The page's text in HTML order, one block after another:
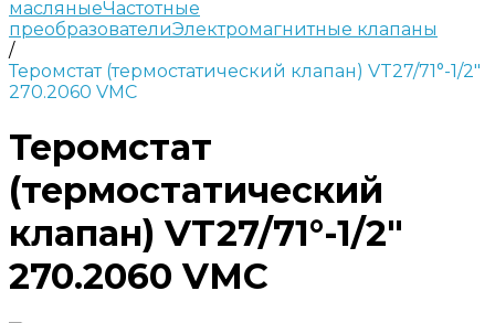
масляныеЧастотные
преобразователиЭлектромагнитные клапаны
/
Теромстат (термостатический клапан) VT27/71°-1/2"
270.2060 VMC
Теромстат
(термостатический
клапан) VT27/71°-1/2"
270.2060 VMC